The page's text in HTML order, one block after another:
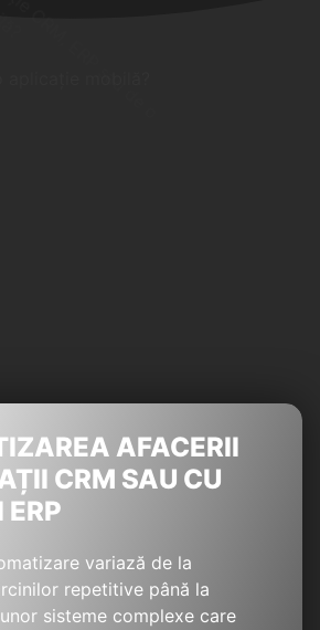
AFACERII
CRM SAU CU
ERP
variază de la
repetitive până la
sisteme complexe care